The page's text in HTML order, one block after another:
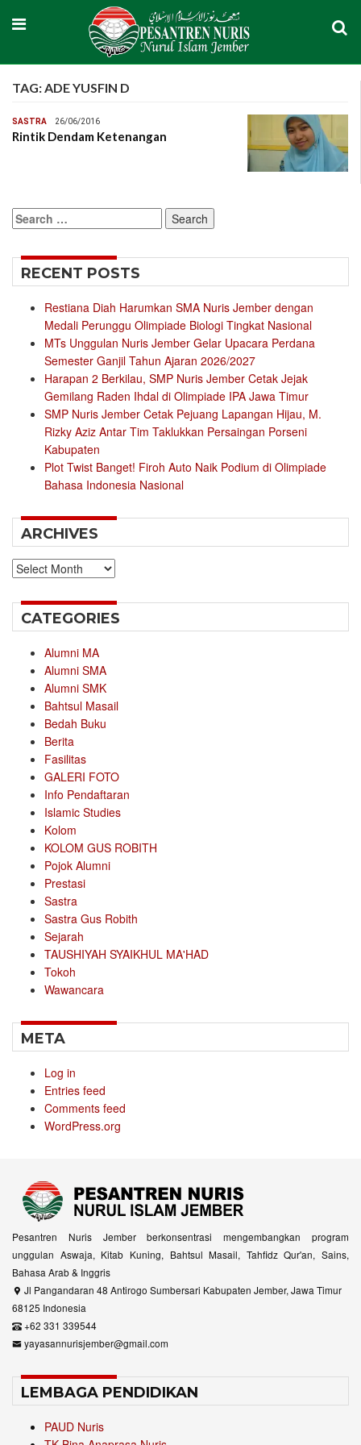
TAG:ADE YUSFIN D
SASTRA 26/06/2016
Rintik Dendam Ketenangan
Search
for:
RECENT POSTS
Restiana Diah Harumkan SMA Nuris Jember dengan
Medali Perunggu Olimpiade Biologi Tingkat Nasional
MTs Unggulan Nuris Jember Gelar Upacara Perdana
Semester Ganjil Tahun Ajaran 2026/2027
Harapan 2 Berkilau, SMP Nuris Jember Cetak Jejak
Gemilang Raden Ihdal di Olimpiade IPA Jawa Timur
SMP Nuris Jember Cetak Pejuang Lapangan Hijau, M.
Rizky Aziz Antar Tim Taklukkan Persaingan Porseni
Kabupaten
Plot Twist Banget! Firoh Auto Naik Podium di Olimpiade
Bahasa Indonesia Nasional
ARCHIVES
Archives
CATEGORIES
Alumni MA
Alumni SMA
Alumni SMK
Bahtsul Masail
Bedah Buku
Berita
Fasilitas
GALERI FOTO
Info Pendaftaran
Islamic Studies
Kolom
KOLOM GUS ROBITH
Pojok Alumni
Prestasi
Sastra
Sastra Gus Robith
Sejarah
TAUSHIYAH SYAIKHUL MA'HAD
Tokoh
Wawancara
META
Log in
Entries feed
Comments feed
WordPress.org
Pesantren Nuris Jember berkonsentrasi mengembangkan program
unggulan Aswaja, Kitab Kuning, Bahtsul Masail, Tahfidz Qur'an, Sains,
Bahasa Arab & Inggris
Jl Pangandaran 48 Antirogo Sumbersari Kabupaten Jember, Jawa Timur
68125 Indonesia
+62 331 339544
yayasannurisjember@gmail.com
LEMBAGA PENDIDIKAN
PAUD Nuris